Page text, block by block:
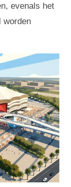
evenals het
worden